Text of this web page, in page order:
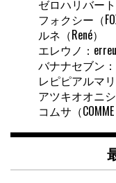
ゼロハリバート
フォクシー（
ルネ（René）
エレウノ：
バナナセブン：
レピピアルマ
アツキオオニシ
コムサ（COMME